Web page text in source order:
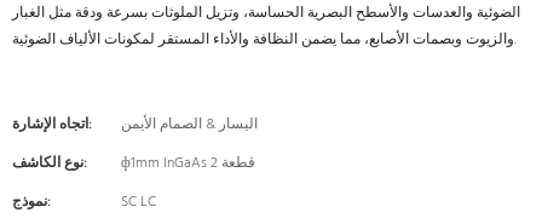
الضوئية والعدسات والأسطح البصرية الحساسة، وتزيل الملوثات بسرعة ودقة مثل الغبار
والزيوت وبصمات الأصابع، مما يضمن النظافة والأداء المستقر لمكونات الألياف الضوئية.
اتجاه الإشارة:
اليسار & الصمام الأيمن
نوع الكاشف:
ф1mm InGaAs 2 قطعة
نموذج:
SC LC